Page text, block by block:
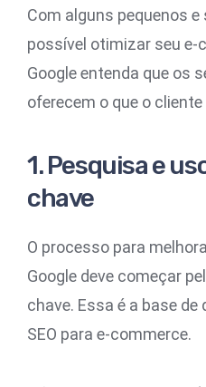
Com alguns pequenos
possível otimizar seu e-
Google entenda que os
oferecem o que o
1. Pesquisa e
chave
O processo para
Google deve começar
chave. Essa é a base
SEO para e-commerce.